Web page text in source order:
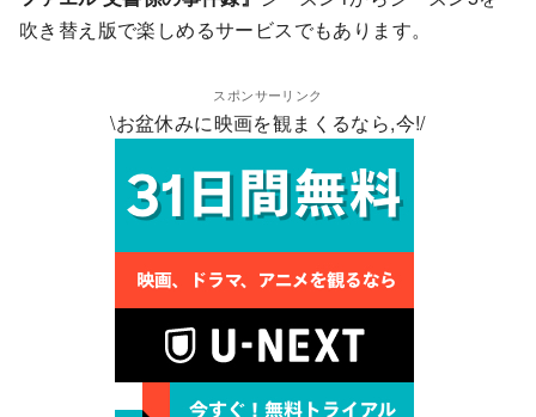
吹き替え版で楽しめるサービスでもあります。
スポンサーリンク
\お盆休みに映画を観まくるなら,今!/